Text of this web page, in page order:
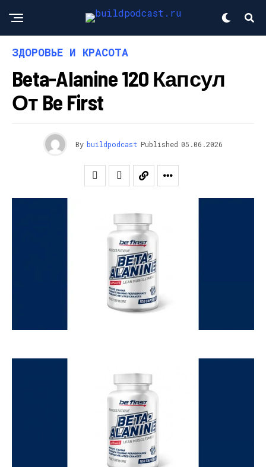
ЗДОРОВЬЕ И КРАСОТА
Beta-Alanine 120 Капсул
От Be First
By buildpodcast Published 05.06.2026